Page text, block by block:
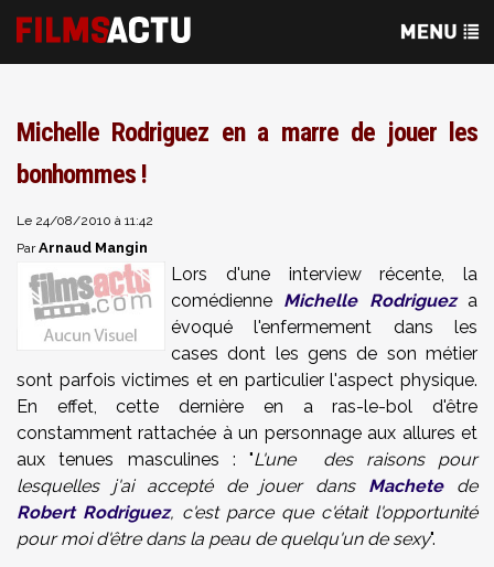
Michelle Rodriguez en a marre de jouer les
bonhommes !
Le 24/08/2010 à 11:42
ParArnaud Mangin
Lors d'une interview récente, la
comédienne Michelle Rodrigueza
évoqué l'enfermement dans les
cases dont les gens de son métier
sont parfois victimes et en particulier l'aspect physique.
En effet, cette dernière en a ras-le-bol d'être
constamment rattachée à un personnage aux allures et
aux tenues masculines : "L'une des raisons pour
lesquelles j'ai accepté de jouer dans Machetede
Robert Rodriguez, c'est parce que c'était l'opportunité
pour moi d'être dans la peau de quelqu'un de sexy".